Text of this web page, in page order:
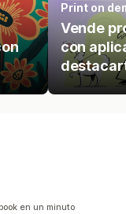
Print on
Vende
con
en un minuto